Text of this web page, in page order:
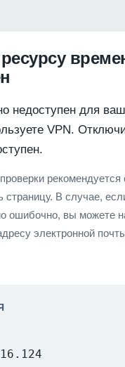
недоступен для
VPN.
рекомендуется
страницу. В случае,
ошибочно, вы можете
электронной